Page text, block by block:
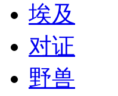
埃及
对证
野兽